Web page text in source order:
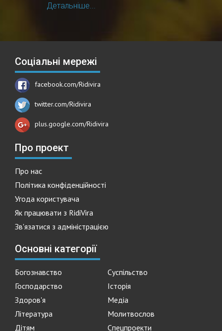
Детальніше...
Соціальні мережі
facebook.com/Ridivira
twitter.com/Ridivira
plus.google.com/Ridivira
Про проект
Про нас
Політика конфіденційності
Угода користувача
Як працювати з RidiVira
Зв'язатися з адміністрацією
Основні категорії
Богознавство
Суспільство
Господарство
Історія
Здоров'я
Медіа
Література
Молитвослов
Дітям
Спецпроекти